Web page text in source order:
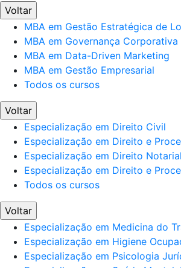
Voltar
MBA em Gestão Estratégica de
MBA em Governança Corporativa
MBA em Data-Driven Marketing
MBA em Gestão Empresarial
Todos os cursos
Voltar
Especialização em Direito Civil
Especialização em Direito e
Especialização em Direito
Especialização em Direito e
Todos os cursos
Voltar
Especialização em Medicina do
Especialização em Higiene
Especialização em Psicologia